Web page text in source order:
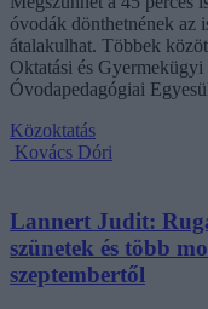
óvodák dönthetnének az
átalakulhat. Többek
Oktatási és
Óvodapedagógiai
Közoktatás
Kovács Dóri
Lannert Judit:
szünetek és több
szeptembertől